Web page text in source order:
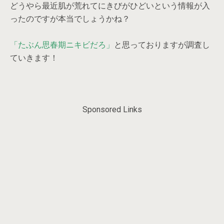
どうやら最近肌が荒れてにきびがひどいという情報が入
ったのですが本当でしょうかね？
「たぶん思春期ニキビだろ」 と思っておりますが調査し
ていきます！
Sponsored Links